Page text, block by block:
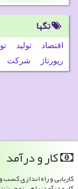
تگها
اقتصاد تولید
رپورتاژ
شركت
كار و درآمد
کاریابی و راه اندازی